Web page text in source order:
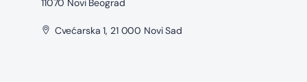
Cvećarska 1, 21 000 Novi Sad